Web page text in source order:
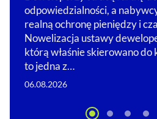
odpowiedzialności, a
realną ochronę pieniędzy i
Nowelizacja ustawy
którą właśnie skierowano do
to jedna z…
06.08.2026